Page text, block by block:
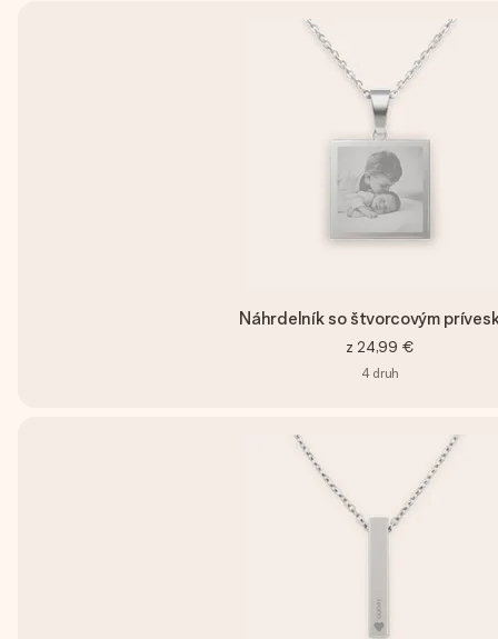
Náhrdelník so štvorcovým
z 24,99 €
4 druh